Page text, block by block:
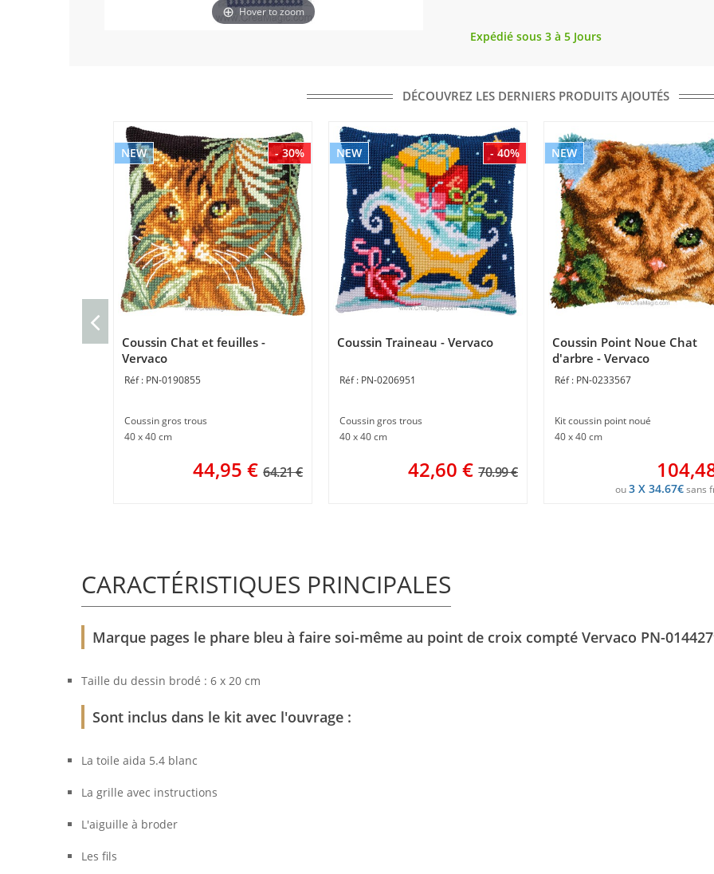
Hover to zoom
Expédié sous 3 à 5 Jours
DÉCOUVREZ LES DERNIERS PRODUITS AJOUTÉS
- 30%
NEW
Coussin Chat et feuilles -
Vervaco
PN-0190855
Coussin gros trous
40 x 40 cm
44,95 € 64.21 €
- 40%
NEW
Coussin Traineau - Vervaco
PN-0206951
Coussin gros trous
40 x 40 cm
42,60 € 70.99 €
NEW
Coussin Point Noue Chat
d'arbre - Vervaco
PN-0233567
Kit coussin point noué
40 x 40 cm
ou3 X 34.67€sans
CARACTÉRISTIQUES PRINCIPALES
Marque pages le phare bleu à faire soi-même au point de croix compté Vervaco PN-
Taille du dessin brodé : 6 x 20 cm
Sont inclus dans le kit avec l'ouvrage :
La toile aida 5.4 blanc
La grille avec instructions
L'aiguille à broder
Les fils